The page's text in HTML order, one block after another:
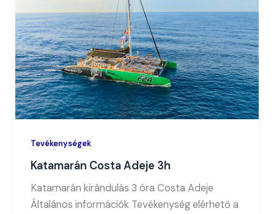
Tevékenységek
Katamarán Costa Adeje 3h
Katamarán kirándulás 3 óra Costa Adeje
Általános információk Tevékenység elérhető a